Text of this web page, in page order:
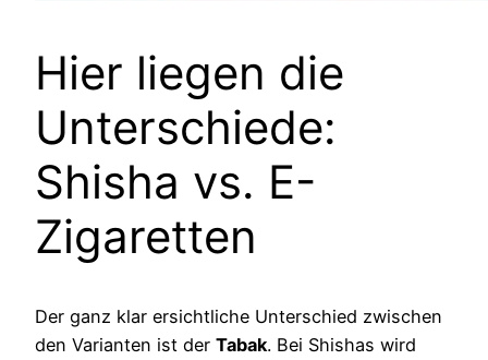
Hier liegen die
Unterschiede:
Shisha vs. E-
Zigaretten
Der ganz klar ersichtliche Unterschied zwischen
den Varianten ist der Tabak. Bei Shishas wird